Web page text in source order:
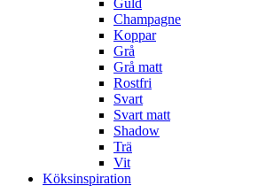
Guld
Champagne
Koppar
Grå
Grå matt
Rostfri
Svart
Svart matt
Shadow
Trä
Vit
Köksinspiration